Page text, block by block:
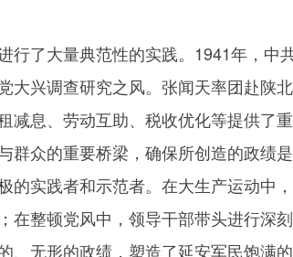
行了大量典范性的实践。1941年，中
大兴调查研究之风。张闻天率团赴陕
减息、劳动互助、税收优化等提供了
众的重要桥梁，确保所创造的政绩
的实践者和示范者。在大生产运动中
在整顿党风中，领导干部带头进行深
、无形的政绩，塑造了延安军民饱满